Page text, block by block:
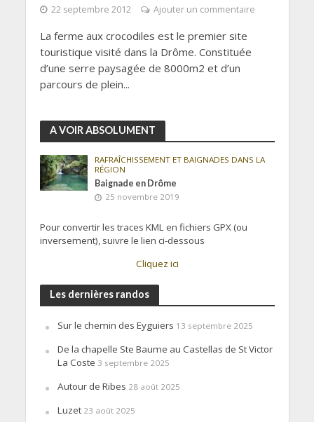
22 septembre 2012 Ajouter un commentaire
La ferme aux crocodiles est le premier site
touristique visité dans la Drôme. Constituée
d’une serre paysagée de 8000m2 et d’un
parcours de plein...
A VOIR ABSOLUMENT
RAFRAÎCHISSEMENT ET BAIGNADES DANS LA
RÉGION
Baignade en Drôme
25 novembre 2019
Pour convertir les traces KML en fichiers GPX (ou
inversement), suivre le lien ci-dessous
Cliquez ici
Les dernières randos
Sur le chemin des Eyguiers 13 septembre 2025
De la chapelle Ste Baume au Castellas de St Victor
La Coste 3 septembre 2025
Autour de Ribes 28 août 2025
Luzet 23 août 2025